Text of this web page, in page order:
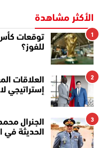
الأكثر مشاهدة
1
توقعات كأس
للفوز؟
2
العلاقات
إستراتيجي
3
الجنرال
الحديثة في